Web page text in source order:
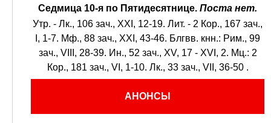
Седмица 10-я по Пятидесятнице. Поста нет.
Утр. - Лк., 106 зач., XXI, 12-19. Лит. - 2 Кор., 167 зач.,
I, 1-7. Мф., 88 зач., XXI, 43-46. Блгвв. кнн.: Рим., 99
зач., VIII, 28-39. Ин., 52 зач., XV, 17 - XVI, 2. Мц.: 2
Кор., 181 зач., VI, 1-10. Лк., 33 зач., VII, 36-50 .
АНОНСЫ